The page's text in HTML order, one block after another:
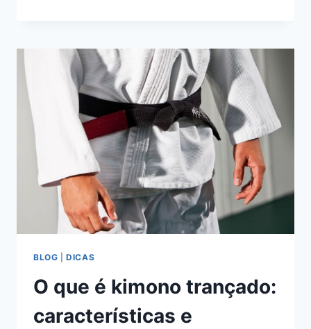
KIMONO
DE
JUDO
E
JITSU?
BLOG |DICAS
O que é kimono trançado:
características e